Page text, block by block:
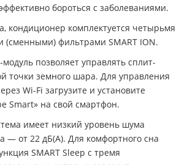
бороться с заболеваниями.
кондиционер комплектуется четырьмя
(сменными) фильтрами SMART ION.
позволяет управлять сплит-
точки земного шара. Для управления
Wi-Fi загрузите и установите
Smart» на свой смартфон.
имеет низкий уровень шума
— от 22 дБ(А). Для комфортного сна
SMART Sleep с тремя